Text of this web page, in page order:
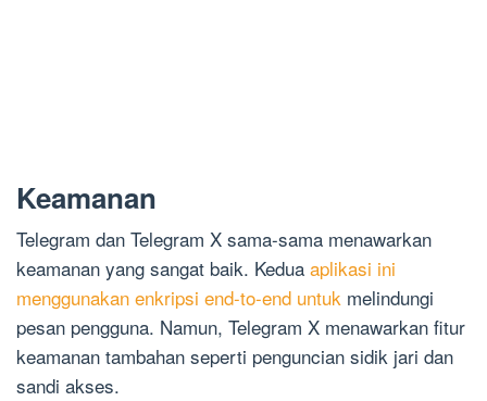
Keamanan
Telegram dan Telegram X sama-sama menawarkan
keamanan yang sangat baik. Kedua aplikasi ini
menggunakan enkripsi end-to-end untuk melindungi
pesan pengguna. Namun, Telegram X menawarkan fitur
keamanan tambahan seperti penguncian sidik jari dan
sandi akses.